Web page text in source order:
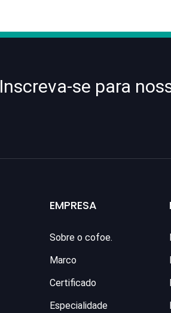
Inscreva-se para
EMPRESA
Sobre o cofoe.
Marco
Certificado
Especialidade